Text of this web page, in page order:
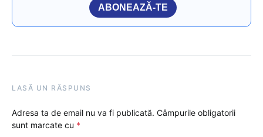
ABONEAZĂ-TE
LASĂ UN RĂSPUNS
Adresa ta de email nu va fi publicată. Câmpurile obligatorii
sunt marcate cu *